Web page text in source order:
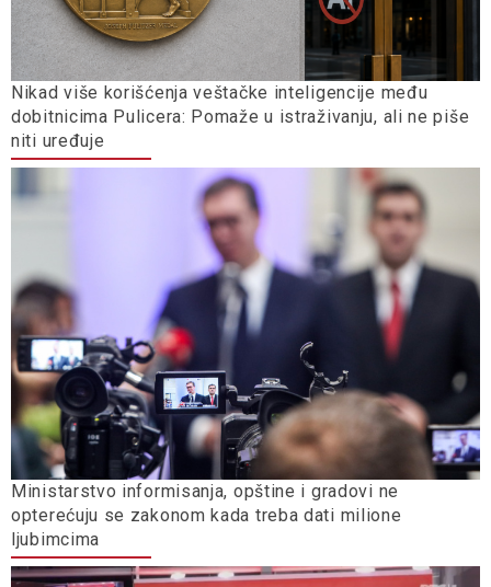
Nikad više korišćenja veštačke inteligencije među
dobitnicima Pulicera: Pomaže u istraživanju, ali ne piše
niti uređuje
Ministarstvo informisanja, opštine i gradovi ne
opterećuju se zakonom kada treba dati milione
ljubimcima